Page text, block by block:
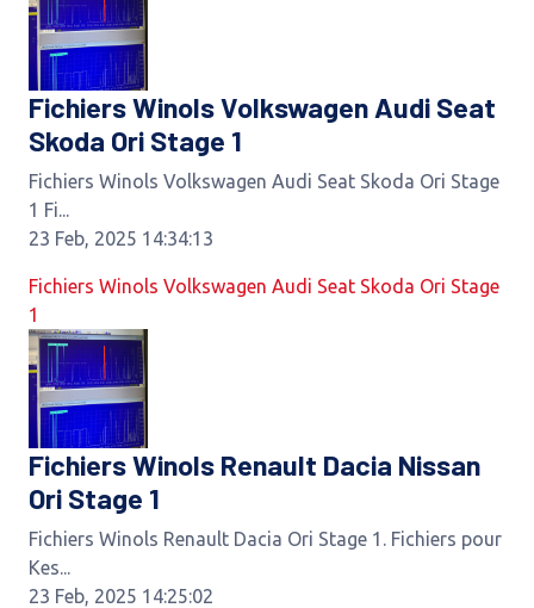
Fichiers Winols Volkswagen Audi Seat
Skoda Ori Stage 1
Fichiers Winols Volkswagen Audi Seat Skoda Ori Stage
1 Fi...
23 Feb, 2025 14:34:13
Fichiers Winols Volkswagen Audi Seat Skoda Ori Stage
1
Fichiers Winols Renault Dacia Nissan
Ori Stage 1
Fichiers Winols Renault Dacia Ori Stage 1. Fichiers pour
Kes...
23 Feb, 2025 14:25:02